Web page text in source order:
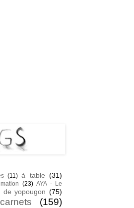
(11) à table (31)
(23) AYA - Le
de yopougon (75)
carnets (159)